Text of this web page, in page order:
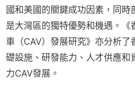
國和美國的關鍵成功因素，同時
是大灣區的獨特優勢和機遇。《
車（CAV）發展研究》亦分析了
礎設施、研發能力、人才供應和
力CAV發展。